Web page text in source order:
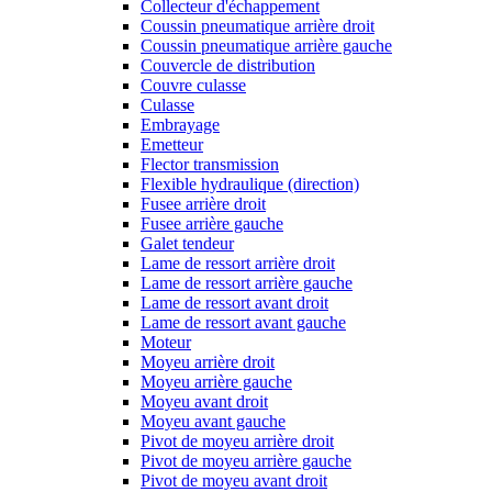
Collecteur d'échappement
Coussin pneumatique arrière droit
Coussin pneumatique arrière gauche
Couvercle de distribution
Couvre culasse
Culasse
Embrayage
Emetteur
Flector transmission
Flexible hydraulique (direction)
Fusee arrière droit
Fusee arrière gauche
Galet tendeur
Lame de ressort arrière droit
Lame de ressort arrière gauche
Lame de ressort avant droit
Lame de ressort avant gauche
Moteur
Moyeu arrière droit
Moyeu arrière gauche
Moyeu avant droit
Moyeu avant gauche
Pivot de moyeu arrière droit
Pivot de moyeu arrière gauche
Pivot de moyeu avant droit